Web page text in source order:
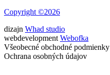
Copyright ©2026
dizajn Whad studio
webdevelopment Webofka
Všeobecné obchodné podmienky
Ochrana osobných údajov